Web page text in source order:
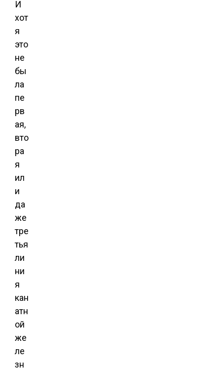
И
хот
я
это
не
бы
ла
пе
рв
ая,
вто
ра
я
ил
и
да
же
тре
тья
ли
ни
я
кан
атн
ой
же
ле
зн